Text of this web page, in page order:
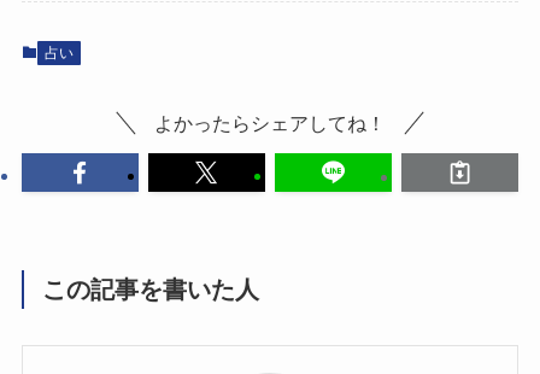
占い
よかったらシェアしてね！
この記事を書いた人